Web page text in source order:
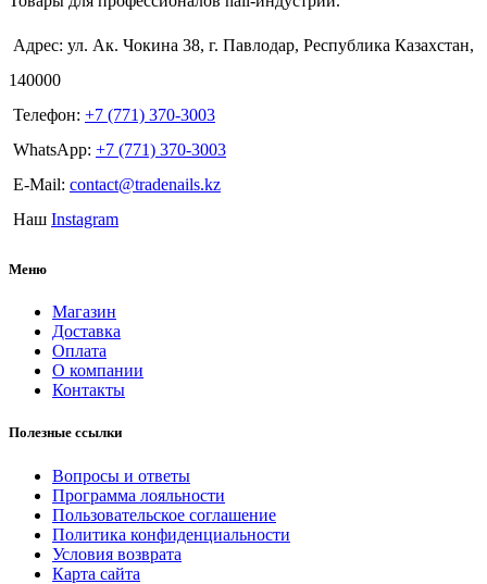
Адрес: ул. Ак. Чокина 38, г. Павлодар, Республика Казахстан,
140000
Телефон: +7 (771) 370-3003
WhatsApp: +7 (771) 370-3003
E-Mail: contact@tradenails.kz
Наш Instagram
Меню
Магазин
Доставка
Оплата
О компании
Контакты
Полезные ссылки
Вопросы и ответы
Программа лояльности
Пользовательское соглашение
Политика конфиденциальности
Условия возврата
Карта сайта